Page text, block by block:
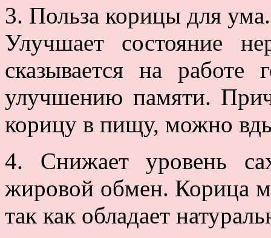
3. Польза корицы для ума.
Улучшает состояние
сказывается на работе
улучшению памяти.
корицу в пищу, можно
4. Снижает уровень
жировой обмен. Корица
так как обладает